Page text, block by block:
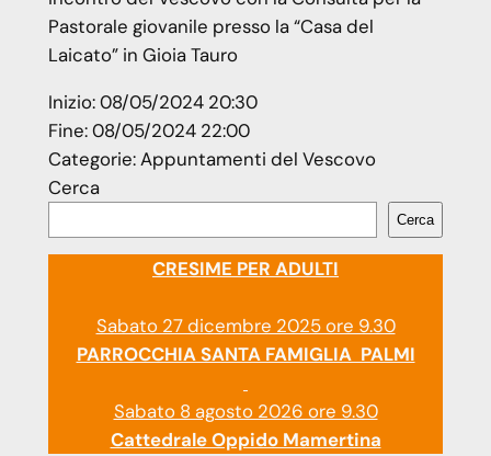
Pastorale giovanile presso la “Casa del
Laicato” in Gioia Tauro
Inizio:08/05/2024 20:30
Fine:08/05/2024 22:00
Categorie:Appuntamenti del Vescovo
Cerca
Cerca
CRESIME PER ADULTI
Sabato 27 dicembre 2025 ore 9.30
PARROCCHIA SANTA FAMIGLIA PALMI
Sabato 8 agosto 2026 ore 9.30
Cattedrale Oppido Mamertina